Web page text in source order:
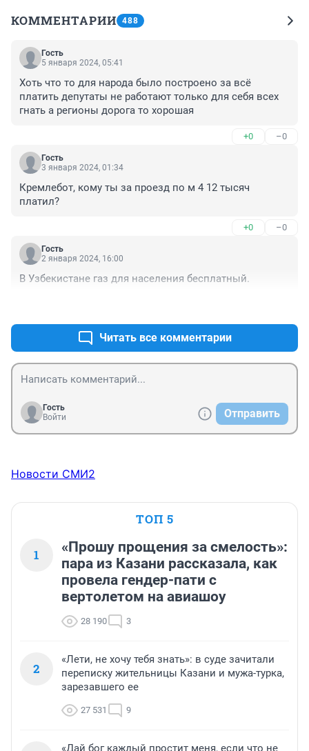
КОММЕНТАРИИ 488
Гость
5 января 2024, 05:41
Хоть что то для народа было построено за всё
платить депутаты не работают только для себя всех
гнать а регионы дорога то хорошая
+0 –0
Гость
3 января 2024, 01:34
Кремлебот, кому ты за проезд по м 4 12 тысяч
платил?
+0 –0
Гость
2 января 2024, 16:00
В Узбекистане газ для населения бесплатный.
Читать все комментарии
Гость
Войти
Отправить
Новости СМИ2
ТОП 5
1
«Прошу прощения за смелость»:
пара из Казани рассказала, как
провела гендер-пати с
вертолетом на авиашоу
28 190 3
2
«Лети, не хочу тебя знать»: в суде зачитали
переписку жительницы Казани и мужа-турка,
зарезавшего ее
27 531 9
«Дай бог каждый простит меня, если что не